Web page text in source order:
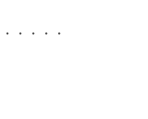
・・・・